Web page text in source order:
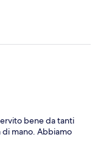
bene da tanti
mano. Abbiamo